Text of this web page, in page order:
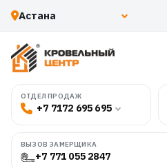
ОТДЕЛ ПРОДАЖ
+7 7172 695 695
ВЫЗОВ ЗАМЕРЩИКА
+7 771 055 2847